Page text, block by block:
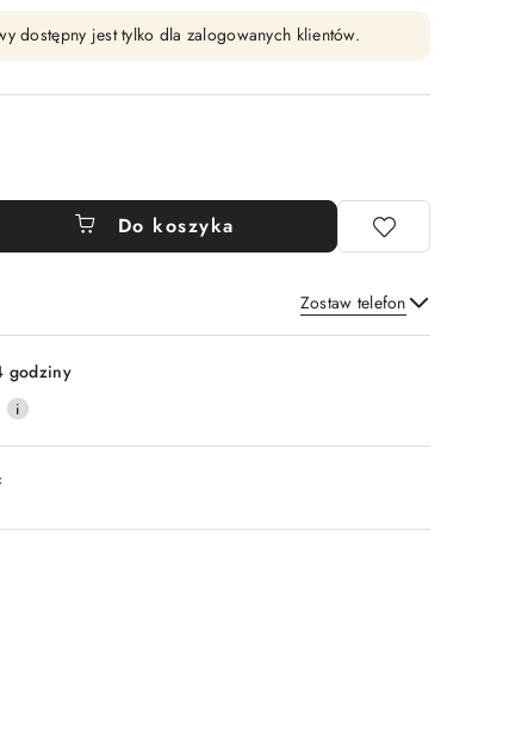
dostępny jest tylko dla zalogowanych klientów.
Do koszyka
Zostaw telefon
Wyślij
godziny